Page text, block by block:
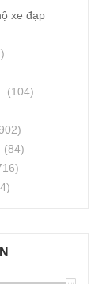
xe đạp
(104)
(84)